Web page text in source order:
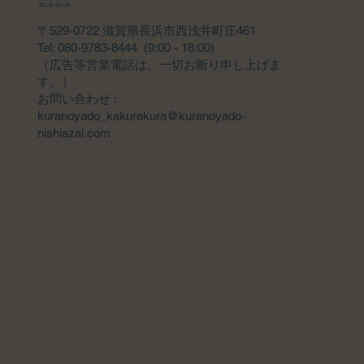
蔵の宿 隠れ蔵
〒529-0722 滋賀県長浜市西浅井町庄461
Tel: 080-9783-8444 (9:00 - 18:00)
（広告等営業電話は、一切お断り申し上げま
す。）
​お問い合わせ :
kuranoyado_kakurekura@kuranoyado-
nishiazai.com